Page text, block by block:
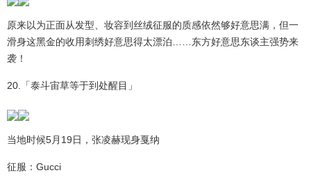
原来以为正面从发型、妆容到丝绒征服的质感依然够好意思满，但一
滑身这黑金的收用刺绣好意思得太漂泊……东方好意思东谈主强势来
袭！
20.「泰斗宙草等于到处醒目」
当地时候5月19日，张凌赫现身戛纳
征服：Gucci